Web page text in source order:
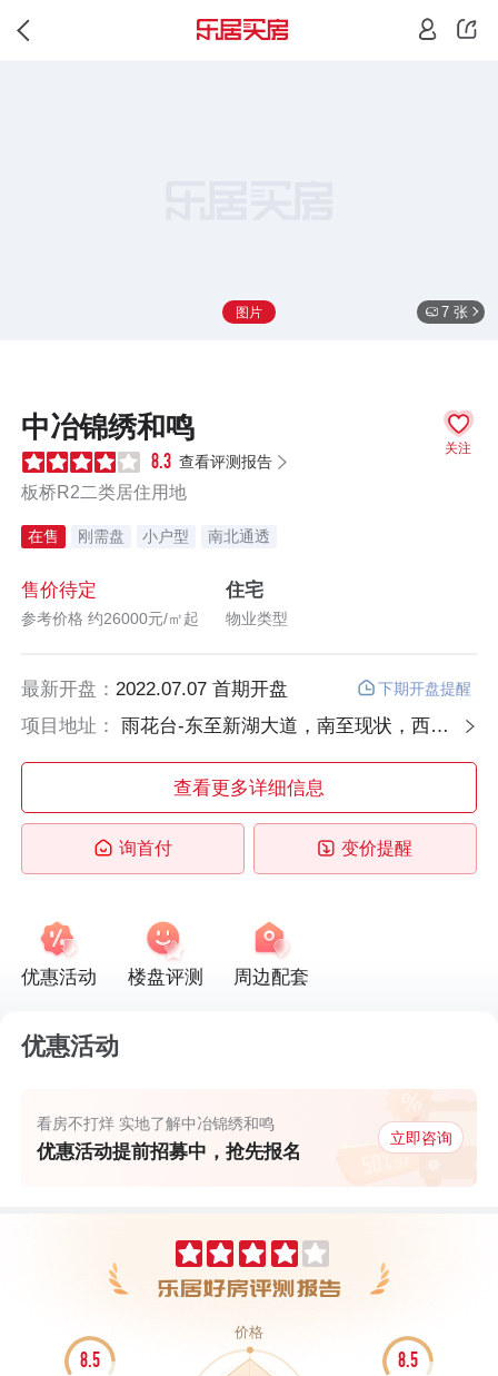
图片 7 张
关注
中冶锦绣和鸣
8.3 查看评测报告
板桥R2二类居住用地
在售 刚需盘 小户型 南北通透
售价待定
参考价格 约26000元/㎡起
住宅
物业类型
最新开盘： 2022.07.07 首期开盘 下期开盘提醒
项目地址： 雨花台-东至新湖大道，南至现状，西至规划道路，北至现状
查看更多详细信息
询首付 变价提醒
优惠活动 楼盘评测 周边配套
优惠活动
看房不打烊 实地了解中冶锦绣和鸣
优惠活动提前招募中，抢先报名
立即咨询
8.5 8.5
价格